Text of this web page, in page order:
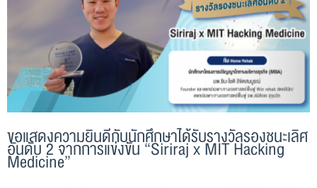
ขอแสดงความยินดีกับนักศึกษาได้รับรางวัลรองชนะเลิศ
อันดับ 2 จากการแข่งขัน “Siriraj x MIT Hacking
Medicine”